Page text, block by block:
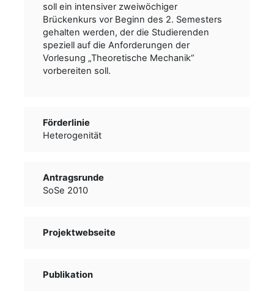
soll ein intensiver zweiwöchiger
Brückenkurs vor Beginn des 2. Semesters
gehalten werden, der die Studierenden
speziell auf die Anforderungen der
Vorlesung „Theoretische Mechanik“
vorbereiten soll.
Förderlinie
Heterogenität
Antragsrunde
SoSe 2010
Projektwebseite
Publikation